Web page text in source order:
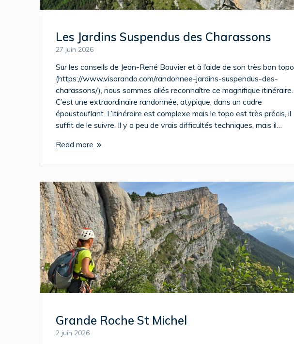
Les Jardins Suspendus des Charassons
27 juin 2026
Sur les conseils de Jean-René Bouvier et à l’aide de son très bon topo
(https://www.visorando.com/randonnee-jardins-suspendus-des-
charassons/), nous sommes allés reconnaître ce magnifique itinéraire.
C’est une extraordinaire randonnée, atypique, dans un cadre
époustouflant. L’itinéraire est complexe mais le topo est très précis, il
suffit de le suivre. Il y a peu de vrais difficultés techniques, mais il…
Read more
Grande Roche St Michel
2 juin 2026